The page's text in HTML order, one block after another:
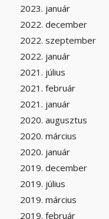
2023. január
2022. december
2022. szeptember
2022. január
2021. július
2021. február
2021. január
2020. augusztus
2020. március
2020. január
2019. december
2019. július
2019. március
2019. február